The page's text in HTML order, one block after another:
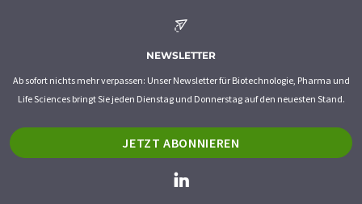
NEWSLETTER
Ab sofort nichts mehr verpassen: Unser Newsletter für Biotechnologie, Pharma und
Life Sciences bringt Sie jeden Dienstag und Donnerstag auf den neuesten Stand.
JETZT ABONNIEREN